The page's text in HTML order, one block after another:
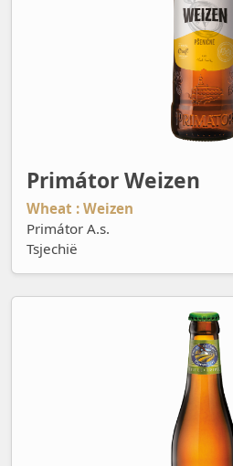
Primátor Weizen
Wheat : Weizen
Primátor A.s.
Tsjechië
Queue de Charrue Triple